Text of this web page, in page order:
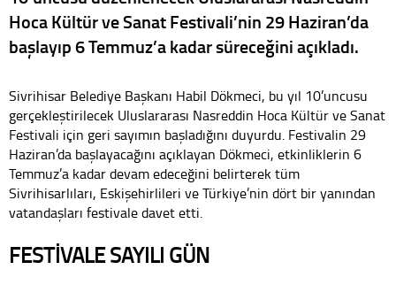
Hoca Kültür ve Sanat Festivali’nin 29 Haziran’da
başlayıp 6 Temmuz’a kadar süreceğini açıkladı.
Sivrihisar Belediye Başkanı Habil Dökmeci, bu yıl 10’uncusu
gerçekleştirilecek Uluslararası Nasreddin Hoca Kültür ve Sanat
Festivali için geri sayımın başladığını duyurdu. Festivalin 29
Haziran’da başlayacağını açıklayan Dökmeci, etkinliklerin 6
Temmuz’a kadar devam edeceğini belirterek tüm
Sivrihisarlıları, Eskişehirlileri ve Türkiye’nin dört bir yanından
vatandaşları festivale davet etti.
FESTİVALE SAYILI GÜN